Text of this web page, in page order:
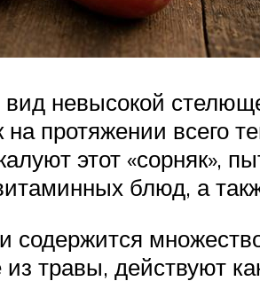
вид невысокой
на протяжении всего
этот «сорняк»,
блюд, а
содержится
из травы, действуют